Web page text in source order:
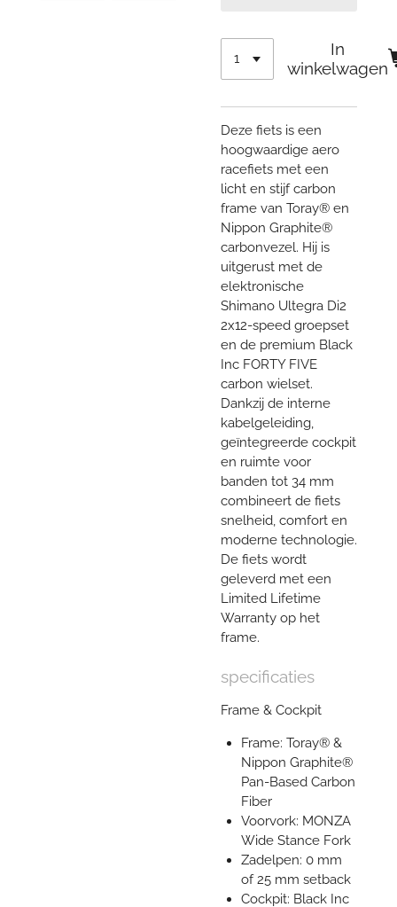
In
winkelwagen
Deze fiets is een
hoogwaardige aero
racefiets met een
licht en stijf carbon
frame van Toray® en
Nippon Graphite®
carbonvezel. Hij is
uitgerust met de
elektronische
Shimano Ultegra Di2
2x12-speed groepset
en de premium Black
Inc FORTY FIVE
carbon wielset.
Dankzij de interne
kabelgeleiding,
geïntegreerde cockpit
en ruimte voor
banden tot 34 mm
combineert de fiets
snelheid, comfort en
moderne technologie.
De fiets wordt
geleverd met een
Limited Lifetime
Warranty op het
frame.
specificaties
Frame & Cockpit
Frame: Toray® &
Nippon Graphite®
Pan-Based Carbon
Fiber
Voorvork: MONZA
Wide Stance Fork
Zadelpen: 0 mm
of 25 mm setback
Cockpit: Black Inc